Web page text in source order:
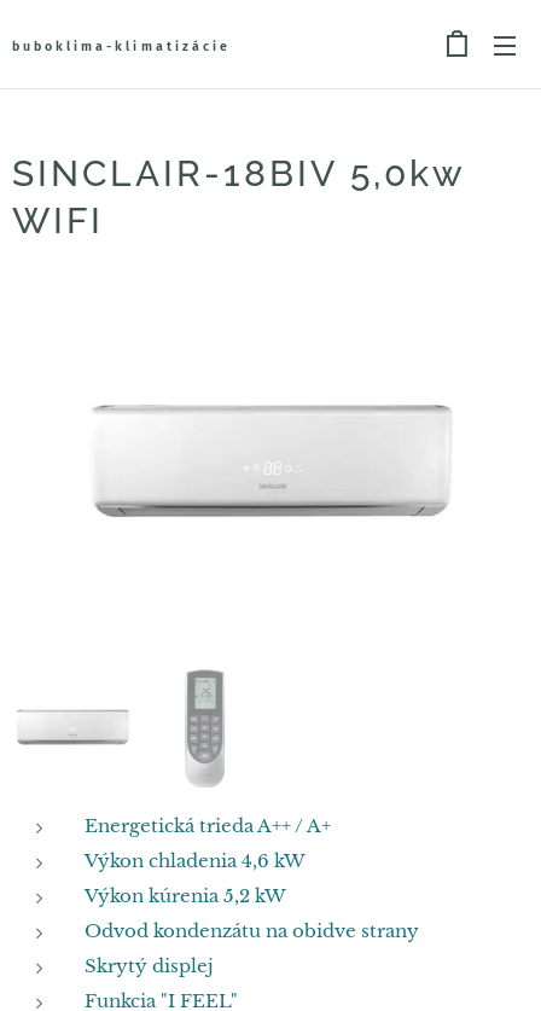
buboklima-klimatizácie
SINCLAIR-18BIV 5,0kw
WIFI
Energetická trieda A++ / A+
Výkon chladenia 4,6 kW
Výkon kúrenia 5,2 kW
Odvod kondenzátu na obidve strany
Skrytý displej
Funkcia "I FEEL"